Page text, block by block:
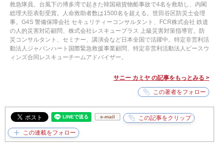
救急隊員。台風下の博多湾で起きた韓国籍貨物船事故で4名を救助し、内閣
総理大臣表彰受賞。人命救助者数は1500名を超える。世田谷区防災士会理
事。G4S 警備保障会社 セキュリティーコンサルタント、FCR株式会社 鉄道
の人的災害対応顧問、株式会社レスキュープラス 上級災害対策指導官。防
災コンサルタント、セミナー、講演会など日本全国で活躍中。特定非営利活
動法人ジャパンハート国際緊急救援事業顧問、特定非営利活動法人ピースウ
ィンズ合同レスキューチームアドバイザー。
サニー カミヤ の記事をもっとみる >
e-mail